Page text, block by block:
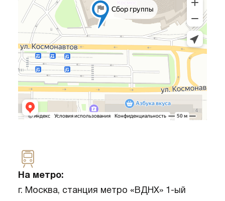
На метро:
г. Москва, станция метро «ВДНХ» 1-ый